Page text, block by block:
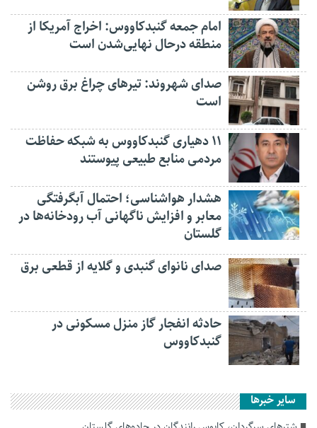
امام جمعه گنبدکاووس: اخراج آمریکا از
منطقه درحال نهایی‌شدن است
صدای شهروند: تیرهای چراغ برق روشن
است
۱۱ دهیاری گنبدکاووس به شبکه حفاظت
مردمی منابع طبیعی پیوستند
هشدار هواشناسی؛ احتمال آبگرفتگی
معابر و افزایش ناگهانی آب رودخانه‌ها در
گلستان
صدای نانوای گنبدی و گلایه از قطعی برق
حادثه انفجار گاز منزل مسکونی در
گنبدکاووس
سایر خبرها